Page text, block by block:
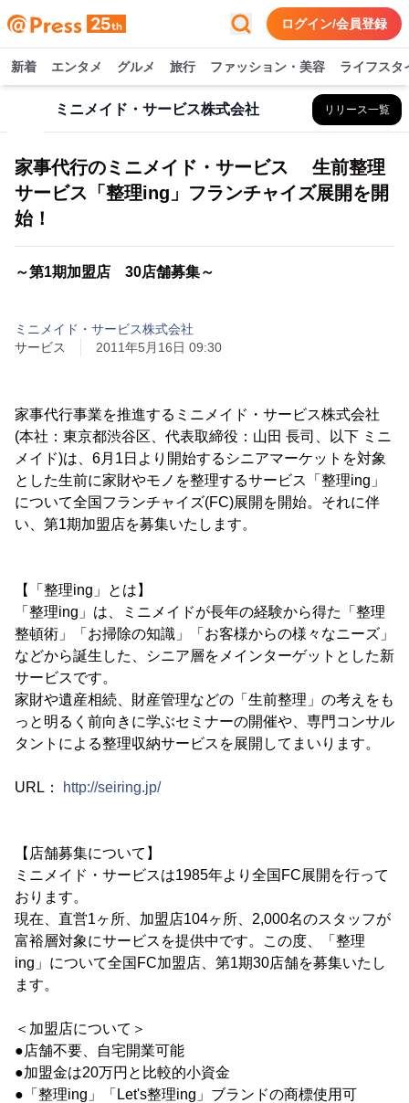
ログイン/会員登録
新着 エンタメ グルメ 旅行 ファッション・美容 ライフスタ
ミニメイド・サービス株式会社 リリース一覧
家事代行のミニメイド・サービス 生前整理
サービス「整理ing」フランチャイズ展開を開
始！
～第1期加盟店 30店舗募集～
ミニメイド・サービス株式会社
サービス
2011年5月16日 09:30
家事代行事業を推進するミニメイド・サービス株式会社
(本社：東京都渋谷区、代表取締役：山田 長司、以下 ミニ
メイド)は、6月1日より開始するシニアマーケットを対象
とした生前に家財やモノを整理するサービス「整理ing」
について全国フランチャイズ(FC)展開を開始。それに伴
い、第1期加盟店を募集いたします。
【「整理ing」とは】
「整理ing」は、ミニメイドが長年の経験から得た「整理
整頓術」「お掃除の知識」「お客様からの様々なニーズ」
などから誕生した、シニア層をメインターゲットとした新
サービスです。
家財や遺産相続、財産管理などの「生前整理」の考えをも
っと明るく前向きに学ぶセミナーの開催や、専門コンサル
タントによる整理収納サービスを展開してまいります。
URL： http://seiring.jp/
【店舗募集について】
ミニメイド・サービスは1985年より全国FC展開を行って
おります。
現在、直営1ヶ所、加盟店104ヶ所、2,000名のスタッフが
富裕層対象にサービスを提供中です。この度、「整理
ing」について全国FC加盟店、第1期30店舗を募集いたし
ます。
＜加盟店について＞
●店舗不要、自宅開業可能
●加盟金は20万円と比較的小資金
●「整理ing」「Let's整理ing」ブランドの商標使用可